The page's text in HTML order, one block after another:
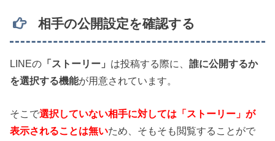
相手の公開設定を確認する
LINEの 「ストーリー」 は投稿する際に、誰に公開するか
を選択する機能が用意されています。
そこで選択していない相手に対しては「ストーリー」が
表示されることは無いため、そもそも閲覧することがで